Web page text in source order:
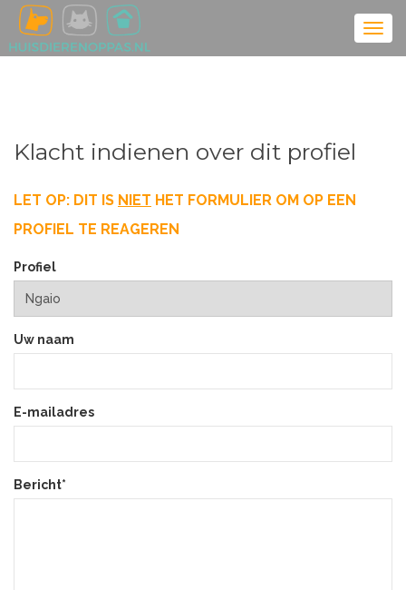
Klacht indienen over dit profiel
LET OP: DIT IS NIET HET FORMULIER OM OP EEN
PROFIEL TE REAGEREN
Profiel
Uw naam
E-mailadres
Bericht*